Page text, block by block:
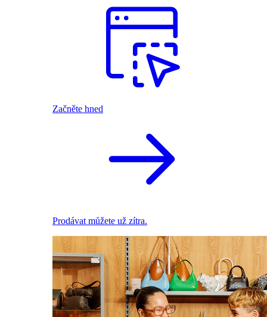
Začněte hned
Prodávat můžete už zítra.